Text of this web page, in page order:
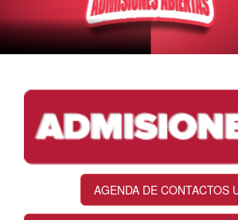
AGENDA DE CONTACTOS